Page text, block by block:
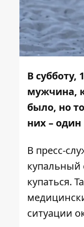
В
мужчина,
было, но
них –
В пресс-
купальный
купаться.
ситуации